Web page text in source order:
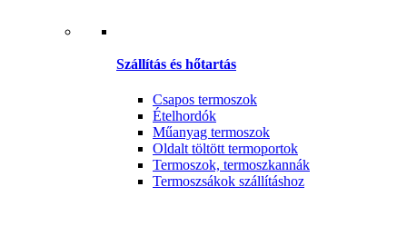
Szállítás és hőtartás
Csapos termoszok
Ételhordók
Műanyag termoszok
Oldalt töltött termoportok
Termoszok, termoszkannák
Termoszsákok szállításhoz